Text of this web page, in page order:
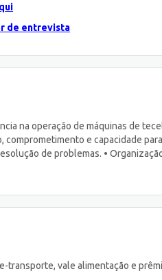
de entrevista
na operação de máquinas de
comprometimento e capacidade
de problemas. •
transporte, vale alimentação e